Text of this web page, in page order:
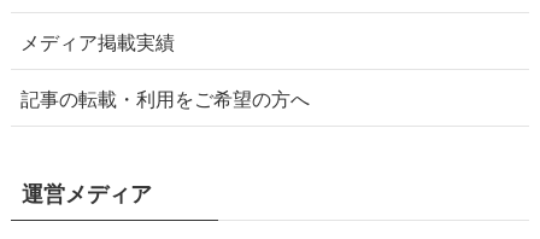
メディア掲載実績
記事の転載・利用をご希望の方へ
運営メディア